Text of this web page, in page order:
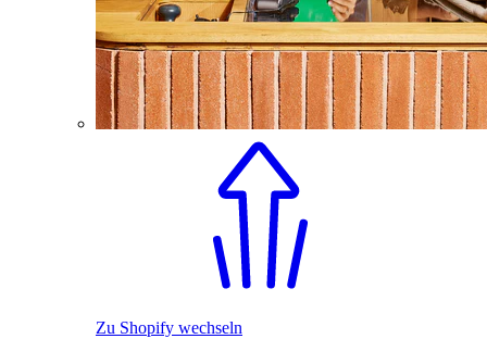
Zu Shopify wechseln